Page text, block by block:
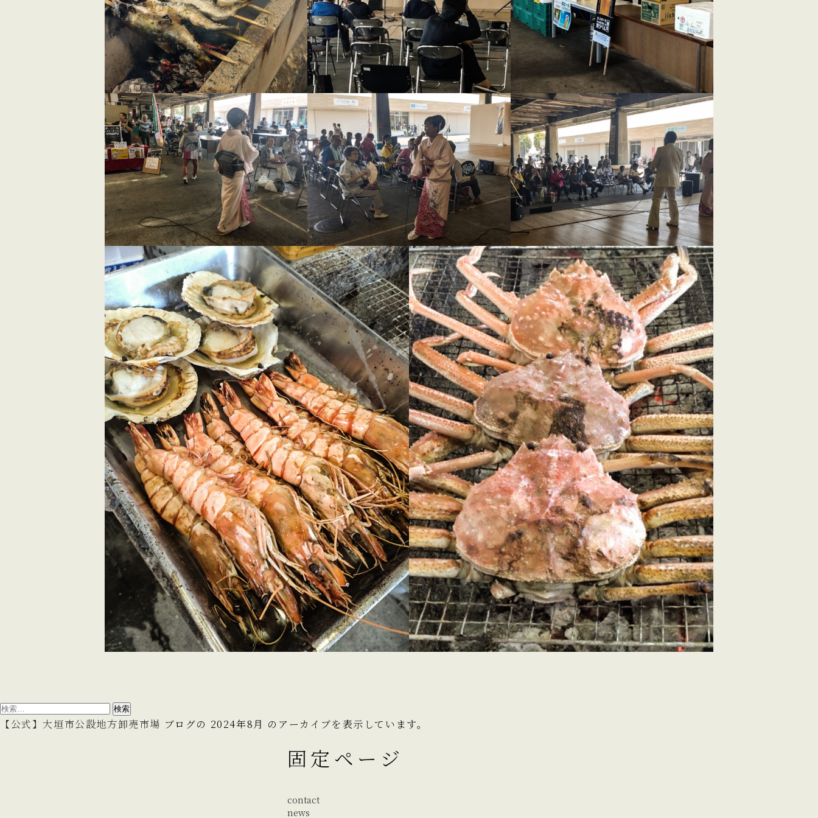
検
索:【公式】大垣市公設地方卸売市場 ブログの 2024年8月 のアーカイブを表示しています。
固定ページ
contact
news